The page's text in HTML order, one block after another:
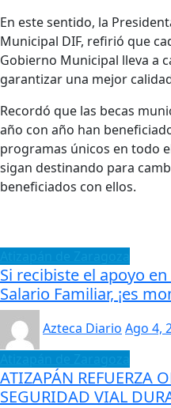
En este sentido, la
Municipal DIF, refirió que
Gobierno Municipal lleva a
garantizar una mejor
Recordó que las becas
año con año han
programas únicos en todo
sigan destinando para
beneficiados con ellos.
Si recibiste el apoyo
Salario Familiar, ¡es
Azteca Diario Ago 4,
ATIZAPÁN REFUERZA
SEGURIDAD VIAL